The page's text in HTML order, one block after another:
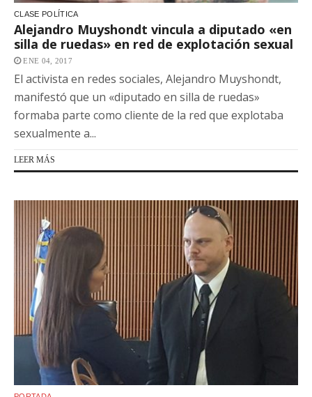
CLASE POLÍTICA
Alejandro Muyshondt vincula a diputado «en
silla de ruedas» en red de explotación sexual
ENE 04, 2017
El activista en redes sociales, Alejandro Muyshondt,
manifestó que un «diputado en silla de ruedas»
formaba parte como cliente de la red que explotaba
sexualmente a...
LEER MÁS